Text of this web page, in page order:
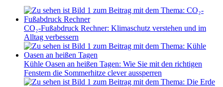
CO₂-Fußabdruck Rechner: Klimaschutz verstehen und im
Alltag verbessern
Kühle Oasen an heißen Tagen: Wie Sie mit den richtigen
Fenstern die Sommerhitze clever aussperren